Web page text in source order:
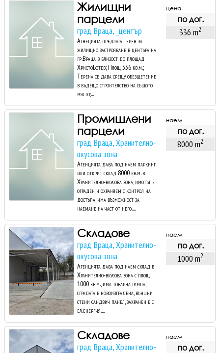
Жилищни
парцели
град Враца, _център
Агнецията предлага терен за
жилищно застрояване в центъра на
гр.Враца в близост до площад
ХристоБотев; Площ 336 кв.м.;
Терена се дава срещу обезщетение
в бъдещо строителство на същото
място;...
цена
по дог.
336 m2
Промишлени
парцели
град Враца, Хранително-
вкусова зона
Агенцията дава под наем паркинг
или открит склад 8000 кв.м. в
Хранително-вкусова зона, имотът е
ограден и охраняем с контрол на
достъпа, има възможност за
наемане на част от него....
наем
по дог.
8000 m2
Складове
град Враца, Хранително-
вкусова зона
Агенцията дава под наем склад в
Хранително-вкусова зона с площ
1000 кв.м., има товарна рампа,
сградата е новоизградена, външни
стени сандвич панел, захранен е с
ел.енергия....
наем
по дог.
1000 m2
Складове
град Враца, Хранително-
наем
по дог.